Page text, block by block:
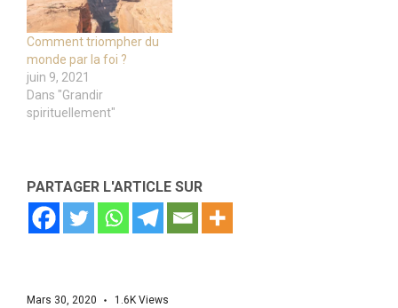
Comment triompher du
monde par la foi ?
juin 9, 2021
Dans "Grandir
spirituellement"
PARTAGER L'ARTICLE SUR
Mars 30, 2020 1.6K Views